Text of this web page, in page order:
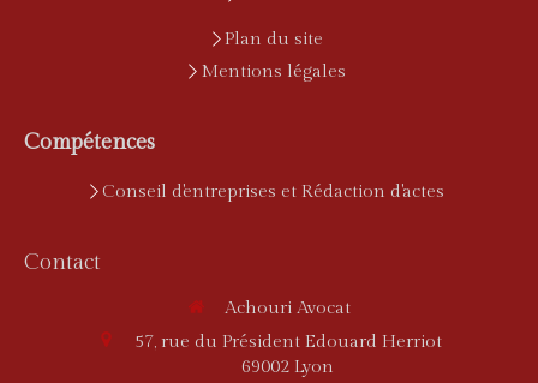
Plan du site
Mentions légales
Compétences
Conseil d'entreprises et Rédaction d'actes
Contact
Achouri Avocat
57, rue du Président Edouard Herriot
69002 Lyon